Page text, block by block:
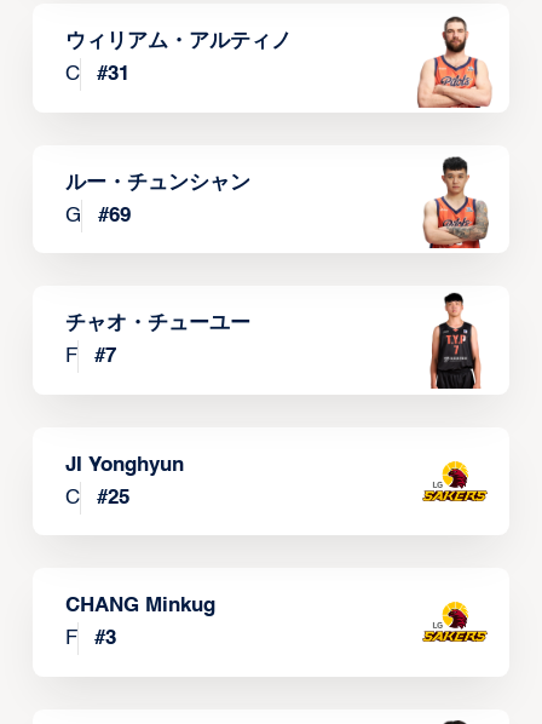
ウィリアム・アルティノ
C
#31
ルー・チュンシャン
G
#69
チャオ・チューユー
F
#7
JI Yonghyun
C
#25
CHANG Minkug
F
#3